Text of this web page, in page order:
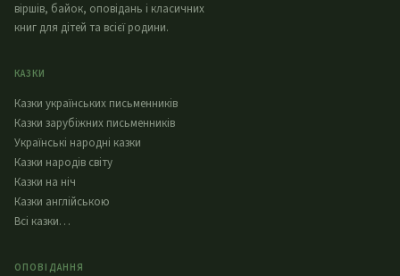
віршів, байок, оповідань і класичних
книг для дітей та всієї родини.
КАЗКИ
Казки українських письменників
Казки зарубіжних письменників
Українські народні казки
Казки народів світу
Казки на ніч
Казки англійською
Всі казки…
ОПОВІДАННЯ